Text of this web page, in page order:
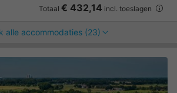
Totaal € 432,14 incl. toeslagen
alle accommodaties (23)